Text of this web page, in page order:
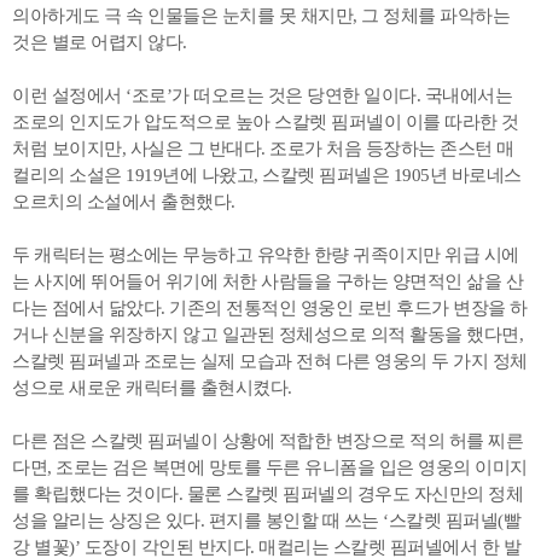
의아하게도 극 속 인물들은 눈치를 못 채지만, 그 정체를 파악하는
것은 별로 어렵지 않다.
이런 설정에서 ‘조로’가 떠오르는 것은 당연한 일이다. 국내에서는
조로의 인지도가 압도적으로 높아 스칼렛 핌퍼넬이 이를 따라한 것
처럼 보이지만, 사실은 그 반대다. 조로가 처음 등장하는 존스턴 매
컬리의 소설은 1919년에 나왔고, 스칼렛 핌퍼넬은 1905년 바로네스
오르치의 소설에서 출현했다.
두 캐릭터는 평소에는 무능하고 유약한 한량 귀족이지만 위급 시에
는 사지에 뛰어들어 위기에 처한 사람들을 구하는 양면적인 삶을 산
다는 점에서 닮았다. 기존의 전통적인 영웅인 로빈 후드가 변장을 하
거나 신분을 위장하지 않고 일관된 정체성으로 의적 활동을 했다면,
스칼렛 핌퍼넬과 조로는 실제 모습과 전혀 다른 영웅의 두 가지 정체
성으로 새로운 캐릭터를 출현시켰다.
다른 점은 스칼렛 핌퍼넬이 상황에 적합한 변장으로 적의 허를 찌른
다면, 조로는 검은 복면에 망토를 두른 유니폼을 입은 영웅의 이미지
를 확립했다는 것이다. 물론 스칼렛 핌퍼넬의 경우도 자신만의 정체
성을 알리는 상징은 있다. 편지를 봉인할 때 쓰는 ‘스칼렛 핌퍼넬(빨
강 별꽃)’ 도장이 각인된 반지다. 매컬리는 스칼렛 핌퍼넬에서 한 발